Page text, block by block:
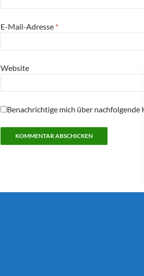
E-Mail-Adresse *
Website
Benachrichtige mich über nachfolgende